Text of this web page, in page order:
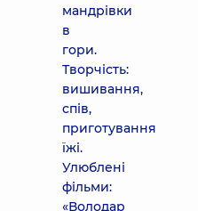
мандрівки
в
гори.
Творчість:
вишивання,
спів,
приготування
їжі.
Улюблені
фільми:
«Володар